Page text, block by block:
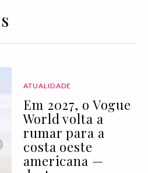
ATUALIDADE
Em 2027, o Vogue
World volta a
rumar para a
costa oeste
americana —